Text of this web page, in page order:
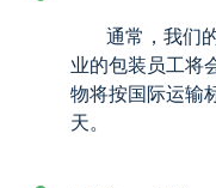
通常，我们
业的包装员工将
物将按国际运输
天。